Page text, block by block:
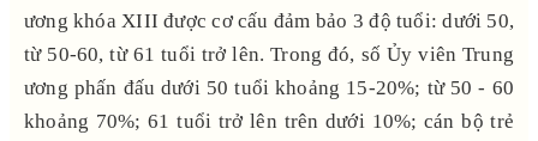
ương khóa XIII được cơ cấu đảm bảo 3 độ tuổi: dưới 50,
từ 50-60, từ 61 tuổi trở lên. Trong đó, số Ủy viên Trung
ương phấn đấu dưới 50 tuổi khoảng 15-20%; từ 50 - 60
khoảng 70%; 61 tuổi trở lên trên dưới 10%; cán bộ trẻ